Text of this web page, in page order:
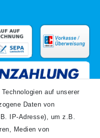
auf unserer
Daten von
IP-Adresse), um z.B.
Medien von